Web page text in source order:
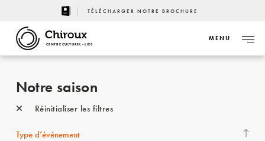
TÉLÉCHARGER NOTRE BROCHURE
CENTRE CULTUREL - LIÈGE
MENU
Notre saison
Réinitialiser les filtres
Type d’événement